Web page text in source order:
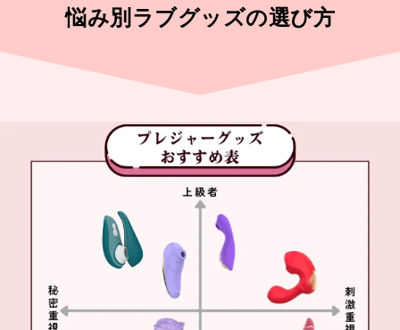
悩み別ラブグッズの選び方